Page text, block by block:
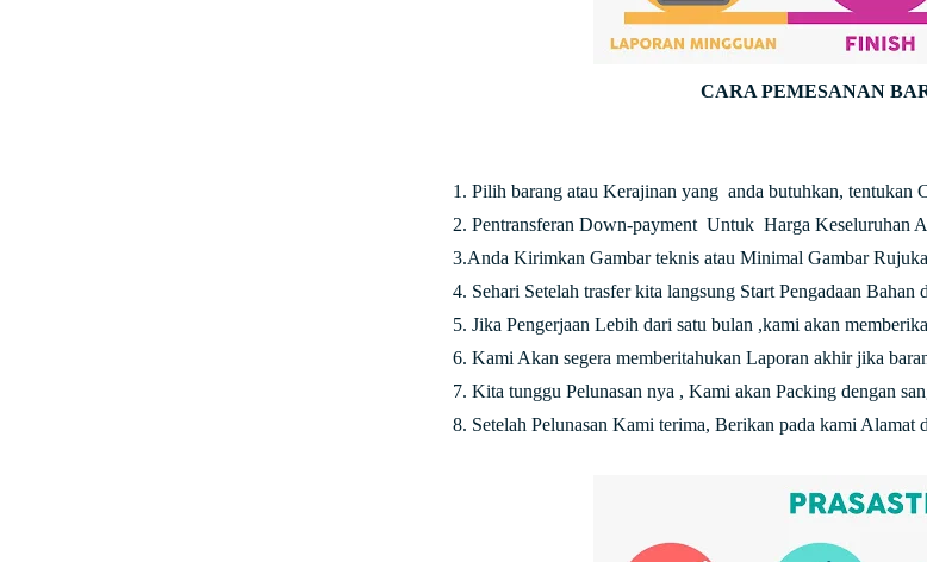
CARA PEMESANAN
1. Pilih barang atau Kerajinan yang anda butuhkan, tentukan
2. Pentransferan Down-payment Untuk Harga Keseluruhan
3.Anda Kirimkan Gambar teknis atau Minimal Gambar
4. Sehari Setelah trasfer kita langsung Start Pengadaan Bahan
5. Jika Pengerjaan Lebih dari satu bulan ,kami akan
6. Kami Akan segera memberitahukan Laporan akhir jika
7. Kita tunggu Pelunasan nya , Kami akan Packing dengan
8. Setelah Pelunasan Kami terima, Berikan pada kami Alamat